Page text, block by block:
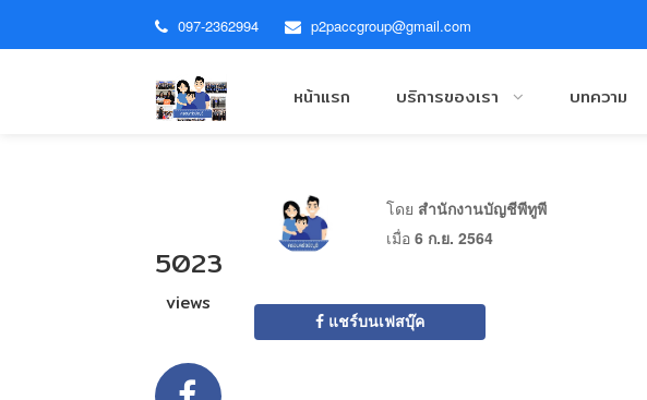
097-2362994 p2paccgroup@gmail.com
หน้าแรก บริการของเรา บทความ
5023
views
โดย สำนักงานบัญชีพีทูพี
เมื่อ 6 ก.ย. 2564
แชร์บนเฟสบุ๊ค